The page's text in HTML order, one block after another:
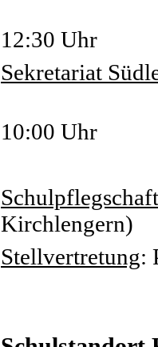
12:30 Uhr
Sekretariat
10:00 Uhr
Kirchlengern)
Stellvertretung: